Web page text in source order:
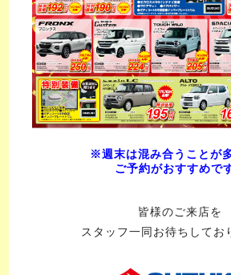
※週末は混み合うことが
ご予約がおすすめで
皆様のご来店を
スタッフ一同お待ちしてお